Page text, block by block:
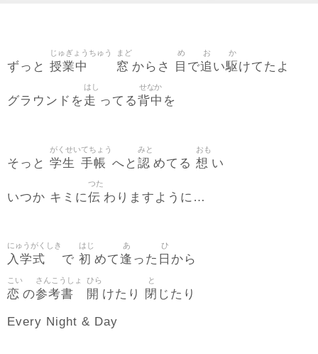
ずっと 授業中
じゅぎょうちゅう
窓
まど
からさ 目
め
で追
お
い駆
か
けてたよ
グラウンドを走
はし
ってる背中
せなか
を
そっと 学生
がくせい
手帳
てちょう
へと 認
みと
めてる 想
おも
い
いつか キミに伝
つた
わりますように…
入学式
にゅうがくしき
で 初
はじ
めて逢
あ
った 日
ひ
から
恋
こい
の参考書
さんこうしょ
開
ひら
けたり 閉
と
じたり
Every Night & Day